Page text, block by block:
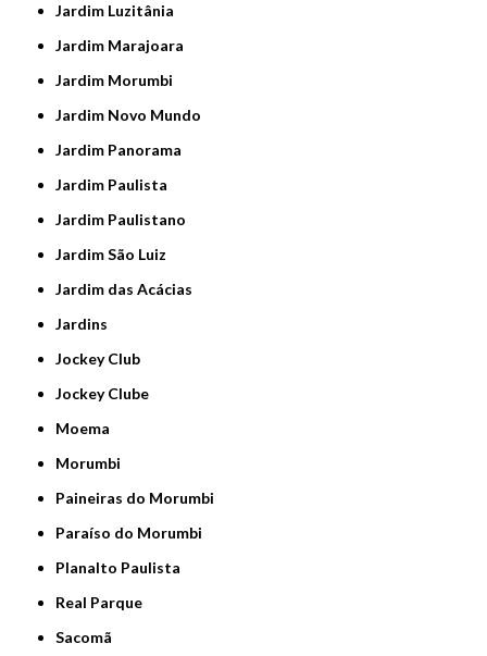
Jardim Luzitânia
Jardim Marajoara
Jardim Morumbi
Jardim Novo Mundo
Jardim Panorama
Jardim Paulista
Jardim Paulistano
Jardim São Luiz
Jardim das Acácias
Jardins
Jockey Club
Jockey Clube
Moema
Morumbi
Paineiras do Morumbi
Paraíso do Morumbi
Planalto Paulista
Real Parque
Sacomã